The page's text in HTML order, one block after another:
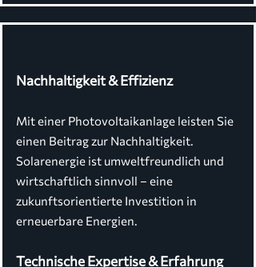
Nachhaltigkeit & Effizienz
Mit einer Photovoltaikanlage leisten Sie
einen Beitrag zur Nachhaltigkeit.
Solarenergie ist umweltfreundlich und
wirtschaftlich sinnvoll – eine
zukunftsorientierte Investition in
erneuerbare Energien.
Technische Expertise & Erfahrung